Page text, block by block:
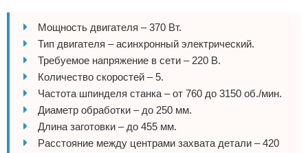
Мощность двигателя – 370 Вт.
Тип двигателя – асинхронный электрический.
Требуемое напряжение в сети – 220 В.
Количество скоростей – 5.
Частота шпинделя станка – от 760 до 3150 об./мин.
Диаметр обработки – до 250 мм.
Длина заготовки – до 455 мм.
Расстояние между центрами захвата детали – 420